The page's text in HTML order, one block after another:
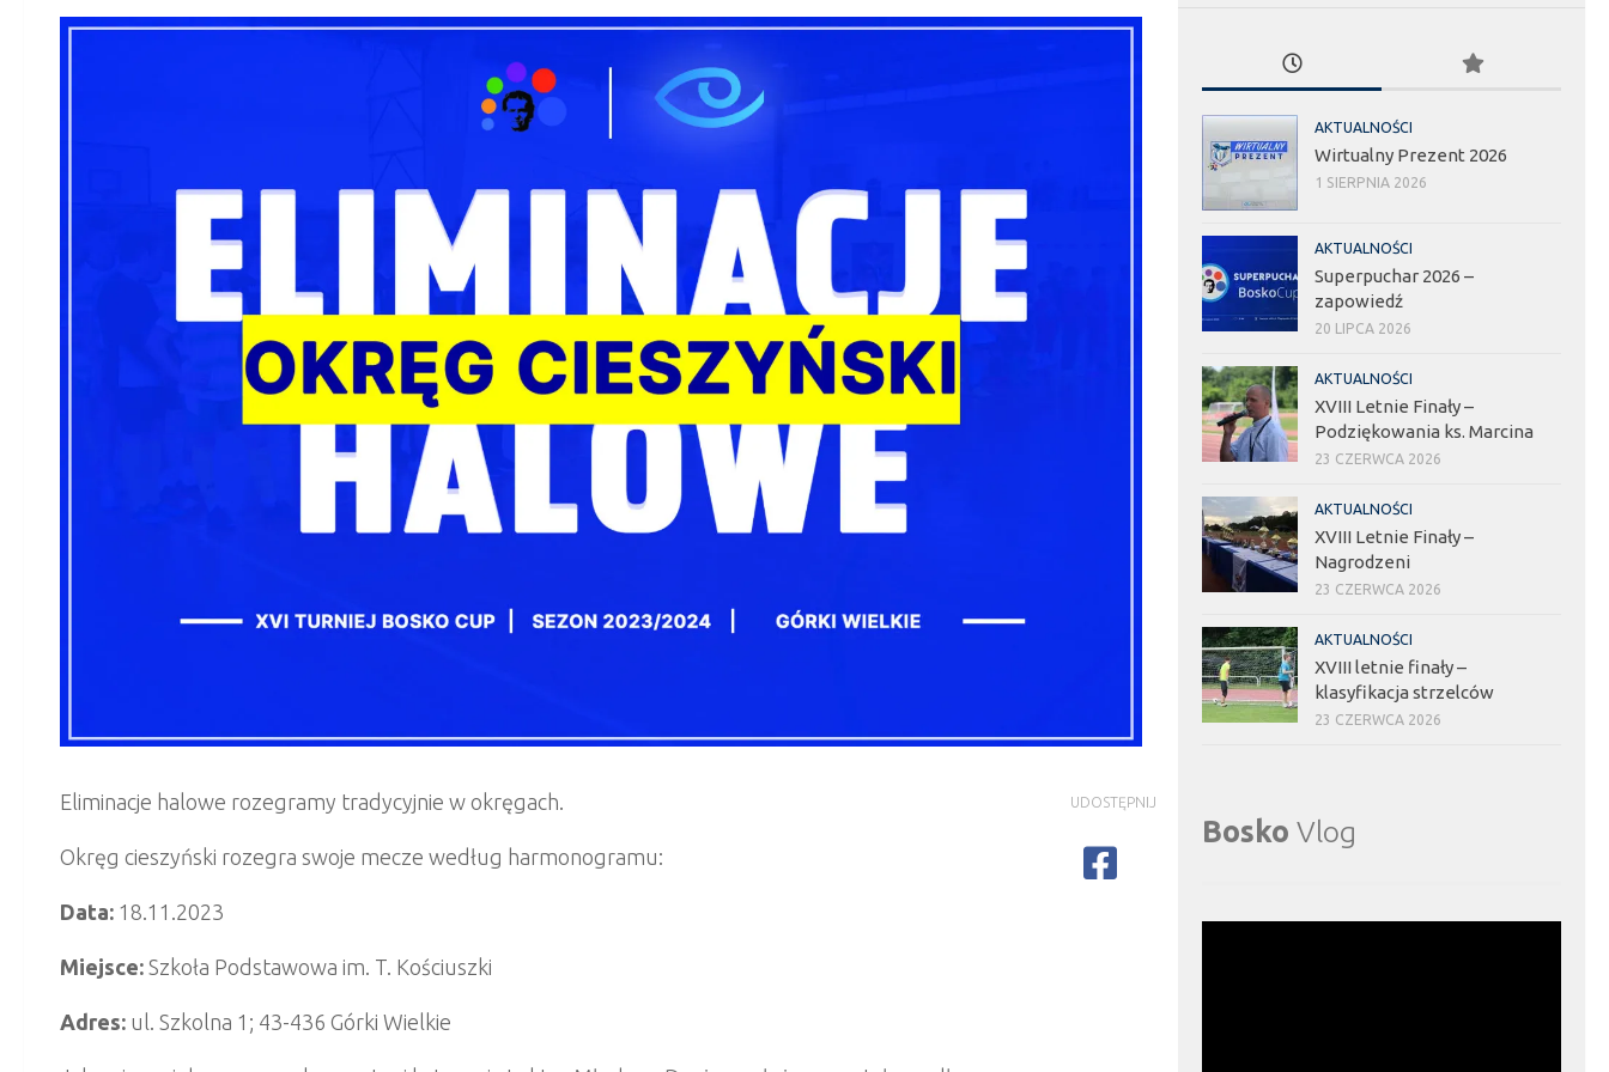
Eliminacje halowe rozegramy tradycyjnie w okręgach.
Okręg cieszyński rozegra swoje mecze według harmonogramu:
Data: 18.11.2023
Miejsce: Szkoła Podstawowa im. T. Kościuszki
Adres: ul. Szkolna 1; 43-436 Górki Wielkie
UDOSTĘPNIJ
AKTUALNOŚCI
Wirtualny Prezent 2026
1 SIERPNIA 2026
AKTUALNOŚCI
Superpuchar 2026 –
zapowiedź
20 LIPCA 2026
AKTUALNOŚCI
XVIII Letnie Finały –
Podziękowania ks. Marcina
23 CZERWCA 2026
AKTUALNOŚCI
XVIII Letnie Finały –
Nagrodzeni
23 CZERWCA 2026
AKTUALNOŚCI
XVIII letnie finały –
klasyfikacja strzelców
23 CZERWCA 2026
Bosko Vlog